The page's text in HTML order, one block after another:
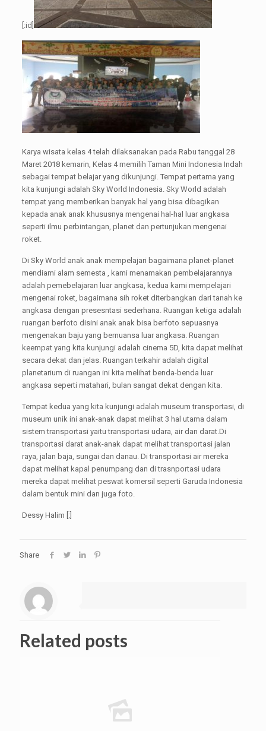
[:id]
Karya wisata kelas 4 telah dilaksanakan pada Rabu tanggal 28
Maret 2018 kemarin, Kelas 4 memilih Taman Mini Indonesia Indah
sebagai tempat belajar yang dikunjungi. Tempat pertama yang
kita kunjungi adalah Sky World Indonesia. Sky World adalah
tempat yang memberikan banyak hal yang bisa dibagikan
kepada anak anak khususnya mengenai hal-hal luar angkasa
seperti ilmu perbintangan, planet dan pertunjukan mengenai
roket.
Di Sky World anak anak mempelajari bagaimana planet-planet
mendiami alam semesta , kami menamakan pembelajarannya
adalah pemebelajaran luar angkasa, kedua kami mempelajari
mengenai roket, bagaimana sih roket diterbangkan dari tanah ke
angkasa dengan presesntasi sederhana. Ruangan ketiga adalah
ruangan berfoto disini anak anak bisa berfoto sepuasnya
mengenakan baju yang bernuansa luar angkasa. Ruangan
keempat yang kita kunjungi adalah cinema 5D, kita dapat melihat
secara dekat dan jelas. Ruangan terkahir adalah digital
planetarium di ruangan ini kita melihat benda-benda luar
angkasa seperti matahari, bulan sangat dekat dengan kita.
Tempat kedua yang kita kunjungi adalah museum transportasi, di
museum unik ini anak-anak dapat melihat 3 hal utama dalam
sistem transportasi yaitu transportasi udara, air dan darat.Di
transportasi darat anak-anak dapat melihat transportasi jalan
raya, jalan baja, sungai dan danau. Di transportasi air mereka
dapat melihat kapal penumpang dan di trasnportasi udara
mereka dapat melihat peswat komersil seperti Garuda Indonesia
dalam bentuk mini dan juga foto.
Dessy Halim [:]
Share
Related posts